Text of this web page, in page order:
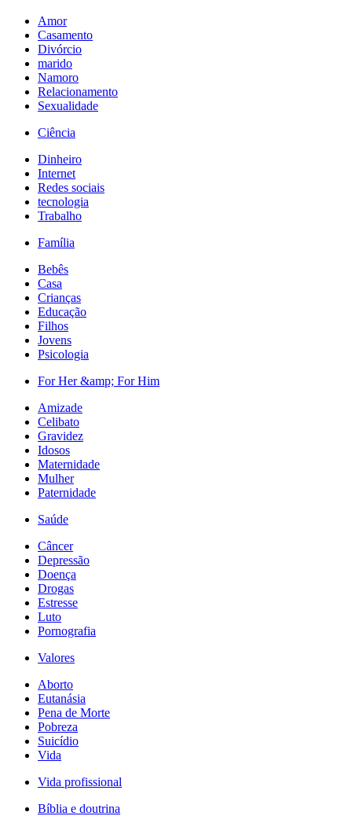
Amor
Casamento
Divórcio
marido
Namoro
Relacionamento
Sexualidade
Ciência
Dinheiro
Internet
Redes sociais
tecnologia
Trabalho
Família
Bebês
Casa
Crianças
Educação
Filhos
Jovens
Psicologia
For Her &amp; For Him
Amizade
Celibato
Gravidez
Idosos
Maternidade
Mulher
Paternidade
Saúde
Câncer
Depressão
Doença
Drogas
Estresse
Luto
Pornografia
Valores
Aborto
Eutanásia
Pena de Morte
Pobreza
Suicídio
Vida
Vida profissional
Bíblia e doutrina